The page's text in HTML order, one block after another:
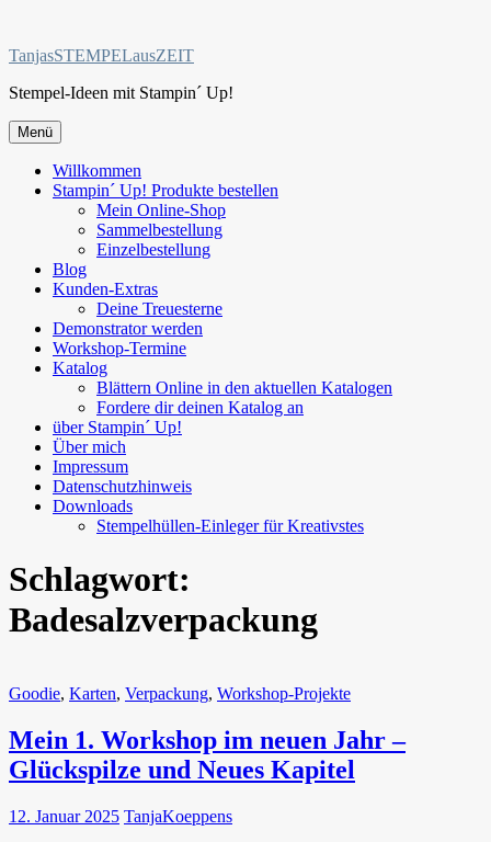
springen
TanjasSTEMPELausZEIT
Stempel-Ideen mit Stampin´ Up!
Menü
Willkommen
Stampin´ Up! Produkte bestellen
Mein Online-Shop
Sammelbestellung
Einzelbestellung
Blog
Kunden-Extras
Deine Treuesterne
Demonstrator werden
Workshop-Termine
Katalog
Blättern Online in den aktuellen Katalogen
Fordere dir deinen Katalog an
über Stampin´ Up!
Über mich
Impressum
Datenschutzhinweis
Downloads
Stempelhüllen-Einleger für Kreativstes
Schlagwort:
Badesalzverpackung
Goodie, Karten, Verpackung, Workshop-Projekte
Mein 1. Workshop im neuen Jahr –
Glückspilze und Neues Kapitel
12. Januar 2025 TanjaKoeppens